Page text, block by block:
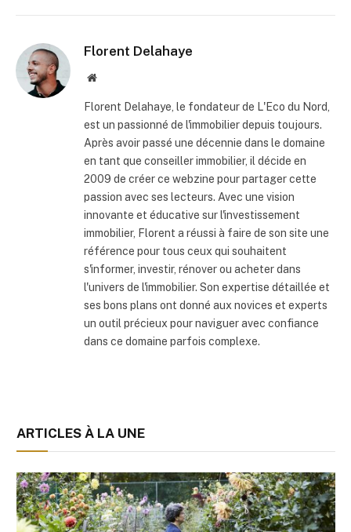
Florent Delahaye
Site
Florent Delahaye, le fondateur de L'Eco du Nord,
est un passionné de l'immobilier depuis toujours.
Après avoir passé une décennie dans le domaine
en tant que conseiller immobilier, il décide en
2009 de créer ce webzine pour partager cette
passion avec ses lecteurs. Avec une vision
innovante et éducative sur l'investissement
immobilier, Florent a réussi à faire de son site une
référence pour tous ceux qui souhaitent
s'informer, investir, rénover ou acheter dans
l'univers de l'immobilier. Son expertise détaillée et
ses bons plans ont donné aux novices et experts
un outil précieux pour naviguer avec confiance
dans ce domaine parfois complexe.
ARTICLES À LA UNE